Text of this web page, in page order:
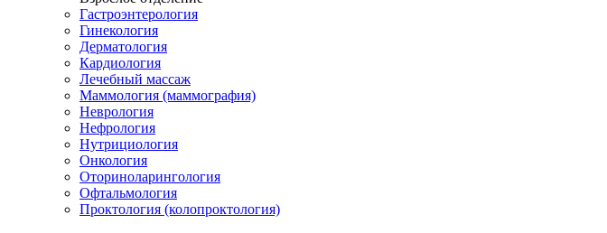
Гастроэнтерология
Гинекология
Дерматология
Кардиология
Лечебный массаж
Маммология (маммография)
Неврология
Нефрология
Нутрициология
Онкология
Оториноларингология
Офтальмология
Проктология (колопроктология)